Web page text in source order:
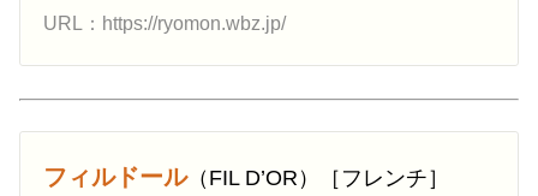
URL：https://ryomon.wbz.jp/
フィルドール（FIL D’OR）［フレンチ］